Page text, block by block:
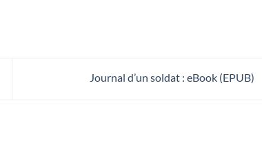
Journal d’un soldat : eBook (EPUB)